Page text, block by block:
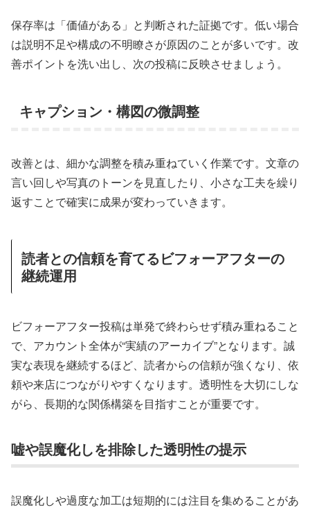
保存率は「価値がある」と判断された証拠です。低い場合
は説明不足や構成の不明瞭さが原因のことが多いです。改
善ポイントを洗い出し、次の投稿に反映させましょう。
キャプション・構図の微調整
改善とは、細かな調整を積み重ねていく作業です。文章の
言い回しや写真のトーンを見直したり、小さな工夫を繰り
返すことで確実に成果が変わっていきます。
読者との信頼を育てるビフォーアフターの
継続運用
ビフォーアフター投稿は単発で終わらせず積み重ねること
で、アカウント全体が“実績のアーカイブ”となります。誠
実な表現を継続するほど、読者からの信頼が強くなり、依
頼や来店につながりやすくなります。透明性を大切にしな
がら、長期的な関係構築を目指すことが重要です。
嘘や誤魔化しを排除した透明性の提示
誤魔化しや過度な加工は短期的には注目を集めることがあ